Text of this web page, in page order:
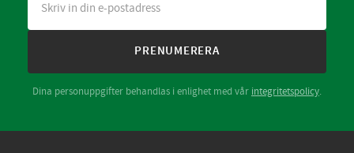
PRENUMERERA
Dina personuppgifter behandlas i enlighet med vår integritetspolicy.